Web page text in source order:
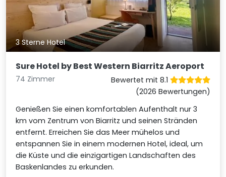
3 Sterne Hotel
Sure Hotel by Best Western Biarritz Aeroport
74 Zimmer
Bewertet mit 8.1
(2026 Bewertungen)
Genießen Sie einen komfortablen Aufenthalt nur 3
km vom Zentrum von Biarritz und seinen Stränden
entfernt. Erreichen Sie das Meer mühelos und
entspannen Sie in einem modernen Hotel, ideal, um
die Küste und die einzigartigen Landschaften des
Baskenlandes zu erkunden.